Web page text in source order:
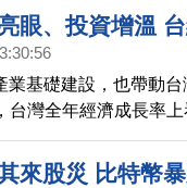
。眼、投資增溫
業基礎建設，也帶動
台灣全年經濟成長率上
來股災 比特幣